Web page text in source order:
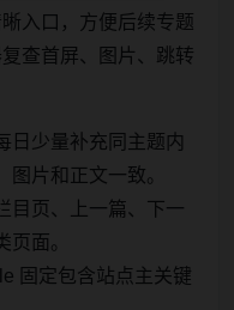
入口，方便后续专题
查首屏、图片、跳转
日少量补充同主题内
图片和正文一致。
目页、上一篇、下一
面。
固定包含站点主关键